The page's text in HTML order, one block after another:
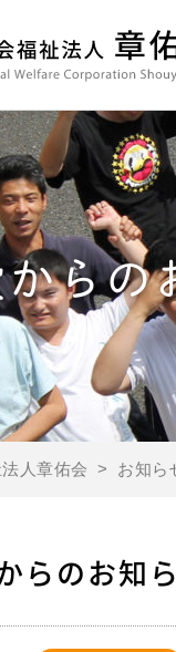
らの
人章佑会 > お知ら
らのお知